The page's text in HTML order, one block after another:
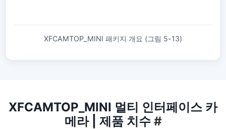
XFCAMTOP_MINI 패키지 개요 (그림 5-13)
XFCAMTOP_MINI 멀티 인터페이스 카
메라 | 제품 치수 #